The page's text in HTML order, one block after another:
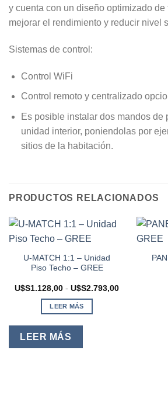
y cuenta con un diseño optimizado de
mejorar el rendimiento y reducir nivel
Sistemas de control:
Control WiFi
Control remoto y centralizado
Es posible instalar dos mandos de
unidad interior, poniendolas por
sitios de la habitación.
PRODUCTOS RELACIONADOS
U-MATCH 1:1 – Unidad
Piso Techo – GREE
U$S1.128,00 - U$S2.793,00Rango
LEER MÁS
LEER MÁS